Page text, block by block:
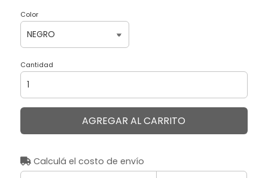
Color
Cantidad
AGREGAR AL CARRITO
Calculá el costo de envío